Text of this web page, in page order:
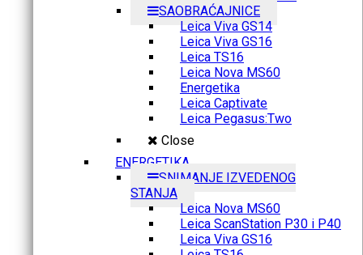
SAOBRAĆAJNICE
Leica Viva GS14
Leica Viva GS16
Leica TS16
Leica Nova MS60
Energetika
Leica Captivate
Leica Pegasus:Two
Close
ENERGETIKA
SNIMANJE IZVEDENOG
STANJA
Leica Nova MS60
Leica ScanStation P30 i P40
Leica Viva GS16